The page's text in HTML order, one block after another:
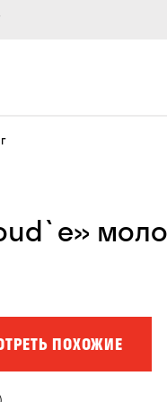
ПОХОЖИЕ